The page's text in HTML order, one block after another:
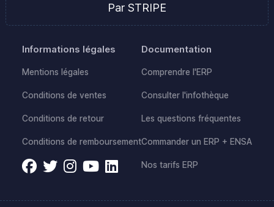
Par STRIPE
Informations légales
Mentions légales
Conditions de ventes
Conditions de retour
Conditions de remboursement
Documentation
Comprendre l'ERP
Consulter l'infothèque
Les questions fréquentes
Commander un ERP + ENSA
Nos tarifs ERP